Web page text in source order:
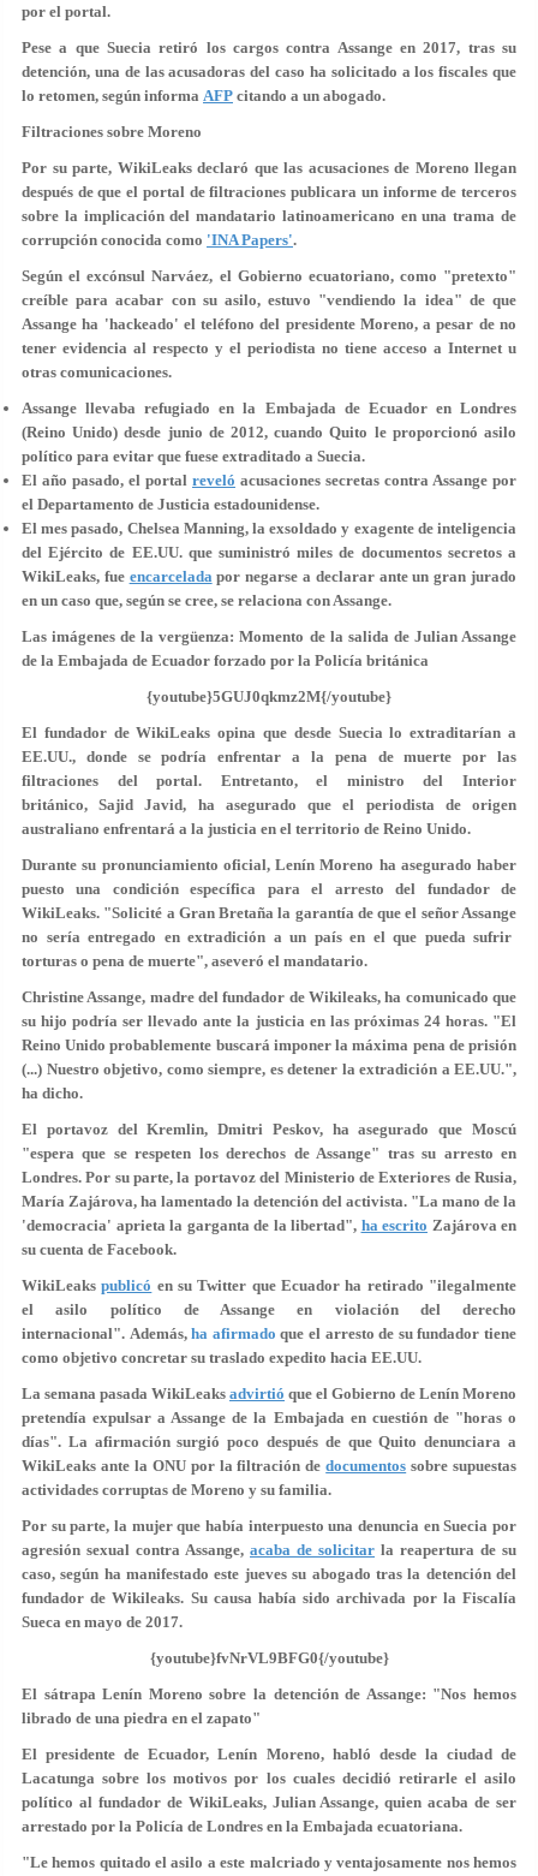
por el portal.
Pese a que Suecia retiró los cargos contra Assange en 2017, tras su
detención, una de las acusadoras del caso ha solicitado a los fiscales que
lo retomen, según informa AFP citando a un abogado.
Filtraciones sobre Moreno
Por su parte, WikiLeaks declaró que las acusaciones de Moreno llegan
después de que el portal de filtraciones publicara un informe de terceros
sobre la implicación del mandatario latinoamericano en unatrama de
corrupción conocida como 'INA Papers'.
Según el excónsul Narváez, el Gobierno ecuatoriano, como "pretexto"
creíble para acabar con su asilo, estuvo "vendiendo la idea" de que
Assange ha 'hackeado' el teléfono del presidente Moreno, a pesar de no
tener evidencia al respecto y el periodista no tiene acceso a Internet u
otras comunicaciones.
Assange llevaba refugiado en la Embajada de Ecuador en Londres
(Reino Unido) desde junio de 2012, cuando Quito le proporcionó asilo
político para evitar que fuese extraditado a Suecia.
El año pasado, el portal reveló acusaciones secretas contra Assange por
el Departamento de Justicia estadounidense.
El mes pasado, Chelsea Manning, la exsoldado y exagente de inteligencia
del Ejército de EE.UU. que suministró miles de documentos secretos a
WikiLeaks, fue encarceladapor negarse a declarar ante un gran jurado
en un caso que, según se cree, se relaciona con Assange.
Las imágenes de la vergüenza: Momento de la salida de Julian Assange
de la Embajada de Ecuador forzado por la Policía británica
{youtube}5GUJ0qkmz2M{/youtube}
El fundador de WikiLeaks opina que desde Suecialo extraditarían a
EE.UU., donde se podría enfrentar a la pena de muerte por las
filtraciones del portal. Entretanto, el ministro del Interior
británico, Sajid Javid, ha asegurado que el periodista de origen
australiano enfrentará a la justicia en el territorio de Reino Unido.
Durante su pronunciamiento oficial, Lenín Moreno ha asegurado haber
puesto una condición específica para el arresto del fundador de
WikiLeaks. "Solicité a Gran Bretaña la garantía de que el señor Assange
no sería entregado en extradición a un país en el que pueda sufrir
torturas o pena de muerte", aseveró el mandatario.
Christine Assange, madre del fundador de Wikileaks, ha comunicado que
su hijo podría ser llevado ante la justicia en las próximas 24 horas. "El
Reino Unido probablemente buscará imponer la máxima pena de prisión
(...) Nuestro objetivo, como siempre, es detener la extradición a EE.UU.",
ha dicho.
El portavoz del Kremlin, Dmitri Peskov, ha asegurado que Moscú
"espera que se respeten los derechos de Assange" tras su arresto en
Londres. Por su parte, la portavoz del Ministerio de Exteriores de Rusia,
María Zajárova, ha lamentado la detención del activista. "La mano de la
'democracia' aprieta la garganta de la libertad", ha escrito Zajárova en
su cuenta de Facebook.
WikiLeakspublicó en su Twitter que Ecuador ha retirado "ilegalmente
el asilo político de Assangeen violación del derecho
internacional". Además,ha afirmado que el arresto de su fundador tiene
como objetivo concretar su traslado expedito hacia EE.UU.
La semana pasada WikiLeaks advirtió que el Gobierno de Lenín Moreno
pretendía expulsar a Assange de la Embajada en cuestión de "horas o
días". La afirmación surgió poco después de que Quito denunciara a
WikiLeaks ante la ONU por la filtración dedocumentos sobre supuestas
actividades corruptas de Moreno y su familia.
Por su parte, la mujer que había interpuesto una denuncia en Suecia por
agresión sexual contra Assange, acaba de solicitar la reapertura de su
caso, según ha manifestado este jueves su abogado tras la detención del
fundador de Wikileaks. Su causa había sido archivada por la Fiscalía
Sueca en mayo de 2017.
{youtube}fvNrVL9BFG0{/youtube}
El sátrapa Lenín Moreno sobre la detención de Assange: "Nos hemos
librado de una piedra en el zapato"
El presidente de Ecuador, Lenín Moreno, habló desde la ciudad de
Lacatunga sobre los motivos por los cuales decidió retirarle el asilo
político al fundador de WikiLeaks, Julian Assange, quien acaba de ser
arrestado por la Policía de Londres en la Embajada ecuatoriana.
"Le hemos quitado el asilo a este malcriado y ventajosamente nos hemos